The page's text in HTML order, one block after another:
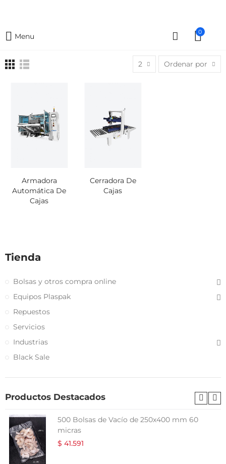
Menu 0
2 Ordenar por
Armadora
Automática De
Cajas
Cerradora De
Cajas
Tienda
Bolsas y otros compra online
Equipos Plaspak
Repuestos
Servicios
Industrias
Black Sale
Productos Destacados
500 Bolsas de Vacío de 250x400 mm 60
micras
$ 41.591